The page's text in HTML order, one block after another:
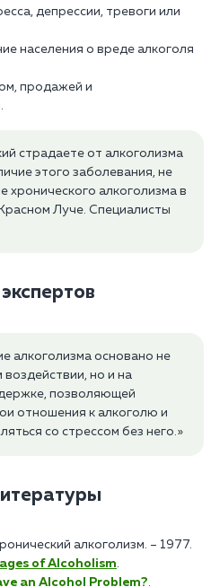
депрессии, тревоги или
населения о вреде алкоголя
продажей и
страдаете от алкоголизма
этого заболевания, не
хронического алкоголизма в
Луче. Специалисты
алкоголизма основано не
воздействии, но и на
позволяющей
отношения к алкоголю и
со стрессом без него.»
алкоголизм. – 1977.
of Alcoholism
an Alcohol Problem?